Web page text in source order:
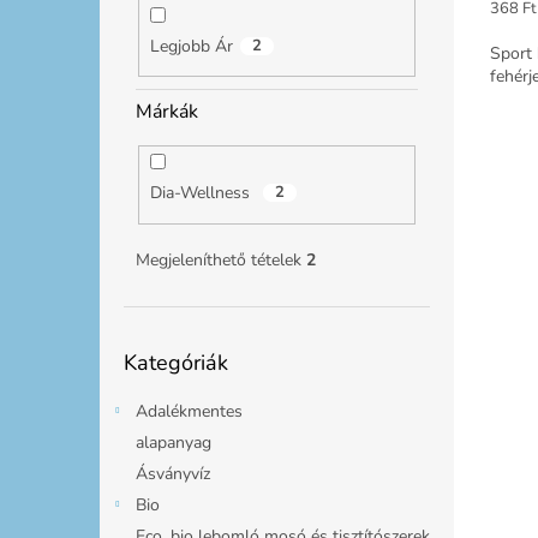
Legjobb Ár 2
Márkák
Dia-Wellness 2
Megjeleníthető tételek 2
átugrása
Kategóriák
Adalékmentes
alapanyag
Ásványvíz
Bio
368
Sport